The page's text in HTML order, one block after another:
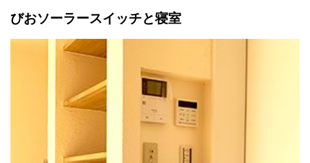
びおソーラースイッチと寝室